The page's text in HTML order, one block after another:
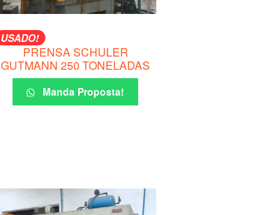
USADO!
PRENSA SCHULER
GUTMANN 250 TONELADAS
Manda Proposta!